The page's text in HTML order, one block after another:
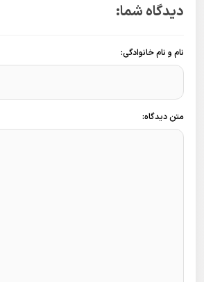
دیدگاه شما:
نام و نام خانوادگی:
متن دیدگاه: